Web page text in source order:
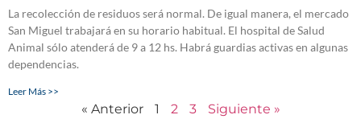
La recolección de residuos será normal. De igual manera, el mercado
San Miguel trabajará en su horario habitual. El hospital de Salud
Animal sólo atenderá de 9 a 12 hs. Habrá guardias activas en algunas
dependencias.
Leer Más >>
« Anterior 1 2 3 Siguiente »